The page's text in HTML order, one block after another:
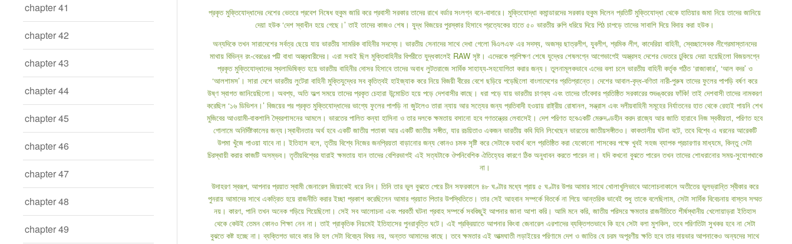
chapter 41
chapter 42
chapter 43
chapter 44
chapter 45
chapter 46
chapter 47
chapter 48
chapter 49
প্রকৃত মুক্তিযোদ্ধাদের দেশের ভেতরে প্রবেশ নিষেধ হুকুম জারি করে প্রবাসী সরকার তাদের রাখে বর্ডার সংলগ্ন বনে-বাদারে। মুক্তিযোদ্ধা কমান্ডারদের সরকার হুকুম দিলেন প্রতিটি মুক্তিযোদ্ধা থেকে হাতিয়ার জমা নিয়ে তাদের জানিয়ে
দেয়া হউক ‘দেশ স্বাধীন হয়ে গেছে।’ তাই তাদের কাজও শেষ। যুদ্ধ বিজয়ের পুরস্কার হিসাবে প্রত্যেকের হাতে ৫০ ভারতীয় রুপি ধরিয়ে দিয়ে পিঠ চাপড়ে তাদের সাবাশি দিয়ে বিদায় করা হউক।
অন্যদিকে তখন সারাদেশের সর্বত্র ছেয়ে যায় ভারতীয় সামরিক বাহিনীর সদস্যে। ভারতীয় সেনাদের সাথে দেখা গেলো বিএলএফ এর সদস্য, অজস্র ছাত্রলীগ, যুবলীগ, শ্রমিক লীগ, কাদেরিয়া বাহিনী, স্বেচ্ছাসেবক লীগেরমাস্তানদের
মাথায় বিভিন্ন রং-বেরঙের পট্টি বাধা অস্ত্রধারীদের। এরা সবাই ছিল মুক্তিবাহিনীর বিপরীতে যুদ্ধকালেই RAW সৃষ্ট। এদেরকে প্রশিক্ষণ শেষে যুদ্ধের শেষলগ্নে আগেভাগেই অস্ত্রসহ দেশের ভেতরে ঢুকিয়ে দেয়া হয়েছিলো বিজয়লগ্নে
প্রকৃত মুক্তিযোদ্ধাদের স্থলাভিষিক্ত হয়ে ভারতীয় বাহিনীর দোসর হিসাবে তাদের অবাধ লুটতরাজে সার্বিক সাহায্য-সহযোগিতা করার জন্য। তুলনামূলকভাবে এদের বলা চলে ভারতীয় বাহিনী কর্তৃক গঠিত ‘রাজাকার’, ‘আল বদর’ ও
‘আলশামস’। সারা দেশে ভারতীয় লুটেরা বাহিনী মুক্তিযুদ্ধের সব কৃতিত্বই হাইজ্যাক করে নিয়ে বিজয়ী বীরের বেশে ছড়িয়ে পড়েছিলো বাংলাদেশের প্রতিপ্রান্তে। দেশের আবাল-বৃদ্ধ-বণিতা নারী-পুরুষ তাদের ফুলের পাপড়ি বর্ষণ করে
উষ্ণ স্বাগত জানিয়েছিলো। অবশ্য, অতি অল্প সময়ে তাদের প্রকৃত চেহারা উন্মোচিত হয়ে পড়ে দেশবাসীর কাছে। ধরা পড়ে যায় ভারতীয় চাণক্য এবং তাদের তাঁবেদার প্রতিষ্ঠিত সরকারের শুভঙ্করের ফাঁকি! তাই দেশবাসী তাদের নামকরণ
করেছিল ‘১৬ ডিভিশন।’ বিজয়ের পর প্রকৃত মুক্তিযোদ্ধাদের ভাগ্যে ফুলের পাপড়ি না জুটলেও তারা ন্যায় আর সত্যের জন্য প্রতিবাদী হওয়ায় রাষ্ট্রীয় রোষানল, সন্ত্রাস এবং দলীয়বাহিনী সমূহের নির্যাতনের হাত থেকে রেহাই পায়নি শেখ
মুজিবের আওয়ামী-বাকশালি স্বৈরশাসনের আমলে। ভারতের পালিত কন্যা হাসিনা ও তার দলকে ক্ষমতায় বসানো হবে গণতন্ত্রের লেবাসেই। দেশ পরিণত হবেএকটি মেরুদণ্ডহীন করদ রাজ্যে আর জাতি হারাবে নিজ স্বকীয়তা, পরিণত হবে
গোলামে অনির্দিষ্টকালের জন্য।স্বাধীনতার অর্থ হবে একটি জাতীয় পতাকা আর একটি জাতীয় সঙ্গীত, যার রচয়িতাও একজন ভারতীয় কবি যিনি লিখেছেন ভারতের জাতীয়সঙ্গীতও। কাকতালীয় ঘটনা বটে, তবে বিশ্বে এ ধরনের আরেকটি
উপমা খুঁজে পাওয়া যাবে না। ইতিহাস বলে, তৃতীয় বিশ্বে নিজের জনপ্রিয়তা বাড়ানোর জন্য কোনও চমক সৃষ্টি করে সেটাকে যথার্থ বলে প্রতিষ্ঠিত করা যেকোনো শাসকের পক্ষে খুবই সহজ ব্যাপক প্রচারণার মাধ্যমে, কিন্তু সেটা
চিরস্থায়ী করার কাজটি অসম্ভব। তৃতীয়বিশ্বের যারাই ক্ষমতায় যান তাদের বেশিরভাগই এই সত্যটাকে ঔপনিবেশিক ঐতিহ্যের কারণে ঠিক অনুধাবন করতে পারেন না। যদি কখনো বুঝতে পারেন তখন তাদের শোধরানোর সময়-সুযোগথাকে
না।
উদাহরণ স্বরূপ, আপনার প্রয়াত স্বামী জেনারেল জিয়াকেই ধরে নিন। তিনি তার ভুল বুঝতে পেরে চীন সফরকালে ৪৮ ঘণ্টার মধ্যে প্রায় ৫ ঘণ্টার উপর আমার সাথে খোলাখুলিভাবে আলোচনাকালে অতীতের ভুলভ্রান্তি স্বীকার করে
পুনরায় আমাদের সাথে একত্রিত হয়ে রাজনীতি করার ইচ্ছা প্রকাশ করেছিলেন আমার প্রয়াত পিতার উপস্থিতিতে। তার সেই আহবান সম্পর্কে বিতর্কে না গিয়ে আন্তরিক ভাবেই শুধু তাকে বলেছিলাম, সেটা সার্বিক বিবেচনায় বাস্তব সম্মত
নয়। কারণ, পানি তখন অনেক গড়িয়ে গিয়েছিলো। সেই সব আলোচনা এবং পরবর্তী ঘটনা প্রবাহ সম্পর্কে সবকিছুই আপনার জানা আশা করি। আমি মনে করি, জাতীয় পরিসরে ক্ষমতার রাজনীতিতে শীর্ষস্থানীয় খেলোয়াড়রা ইতিহাস
থেকে কেউই তেমন কোনও শিক্ষা নেন না। তাই প্রাকৃতিক নিয়মেই ইতিহাসের পুনরাবৃত্তি ঘটে। এই প্রক্রিয়াতে আপনার কিংবা জেনারেল এরশাদের ব্যক্তিগতভাবে কি হবে সেটা বলা মুশকিল, তবে পরিণতিটা সুখকর হবে না সেটা
বুঝতে কষ্ট হচ্ছে না। ব্যক্তিগত ভাবে কার কি হল সেটা বিবেচ্য বিষয় নয়, অন্তত আমাদের কাছে। তবে ক্ষমতার এই আত্মঘাতী লড়াইয়ের পরিণামে দেশ ও জাতির যে চরম অপূরণীয় ক্ষতি হবে তার দায়ভার আপনাকেও অন্যদের সাথে